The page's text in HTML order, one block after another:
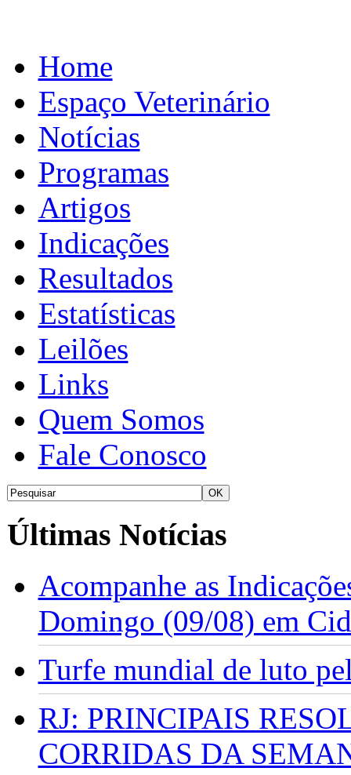
Home
Espaço Veterinário
Notícias
Programas
Artigos
Indicações
Resultados
Estatísticas
Leilões
Links
Quem Somos
Fale Conosco
Últimas Notícias
Acompanhe as
Domingo (09/08) em
Turfe mundial de luto
RJ: PRINCIPAIS
CORRIDAS DA